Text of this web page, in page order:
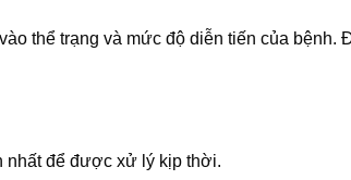
thể trạng và mức độ diễn tiến của bệnh.
nhất để được xử lý kịp thời.